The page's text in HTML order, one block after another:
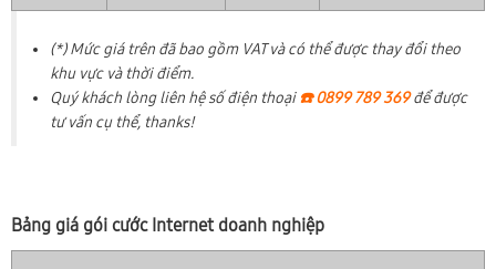
(*) Mức giá trên đã bao gồm VAT và có thể được thay đổi theo
khu vực và thời điểm.
Quý khách lòng liên hệ số điện thoại☎️ 0899 789 369để được
tư vấn cụ thể, thanks!
Bảng giá gói cước Internet doanh nghiệp